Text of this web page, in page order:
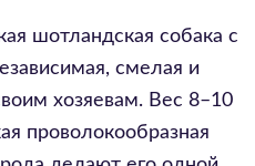
шотландская собака с
смелая и
хозяевам. Вес 8–10
проволокообразная